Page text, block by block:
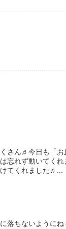
さん♬今日も「お
忘れず動いてくれ
てくれました♬...
ちないようにね